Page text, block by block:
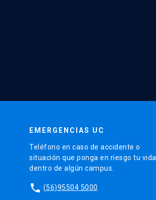
EMERGENCIAS UC
Teléfono en caso de accidente o
situación que ponga en riesgo tu vida
dentro de algún campus.
phone (56)95504 5000